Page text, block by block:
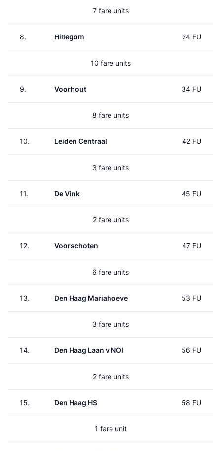
7 fare units
8. Hillegom 24 FU
10 fare units
9. Voorhout 34 FU
8 fare units
10. Leiden Centraal 42 FU
3 fare units
11. De Vink 45 FU
2 fare units
12. Voorschoten 47 FU
6 fare units
13. Den Haag Mariahoeve 53 FU
3 fare units
14. Den Haag Laan v NOI 56 FU
2 fare units
15. Den Haag HS 58 FU
1 fare unit